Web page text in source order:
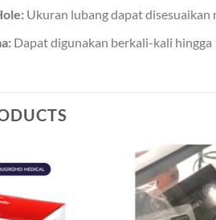
Ukuran lubang dapat disesuaikan
Dapat digunakan berkali-kali hingga